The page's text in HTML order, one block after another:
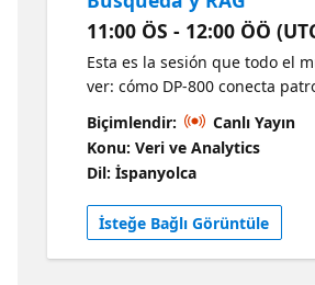
11:00 ÖS - 12:00 ÖÖ
Esta es la sesión que todo el
ver: cómo DP-800 conecta
modernos de IA directamente
soluciones SQL.
examen espera sobre
búsqueda inteligente y
aumentada por recuperación
traduciremos en conceptos
aplicables.
Biçimlendir:
Canlı Yayın
Konu: Veri ve Analytics
Dil: İspanyolca
İsteğe Bağlı Görüntüle